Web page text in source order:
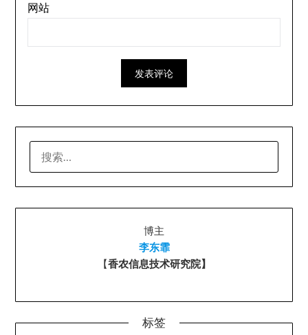
网站
索：
博主
李东霏
【香农信息技术研究院】
标签